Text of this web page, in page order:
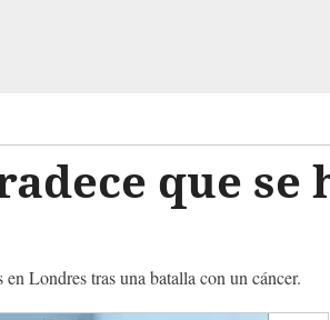
que se
Londres tras una batalla con un cáncer.